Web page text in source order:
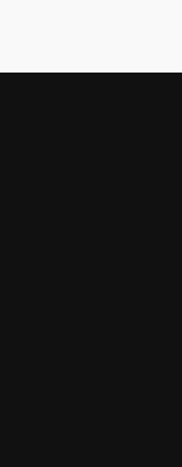
und sanieren,
beantragen. Für
auf 160.000 Euro
mit drei und
mit 35